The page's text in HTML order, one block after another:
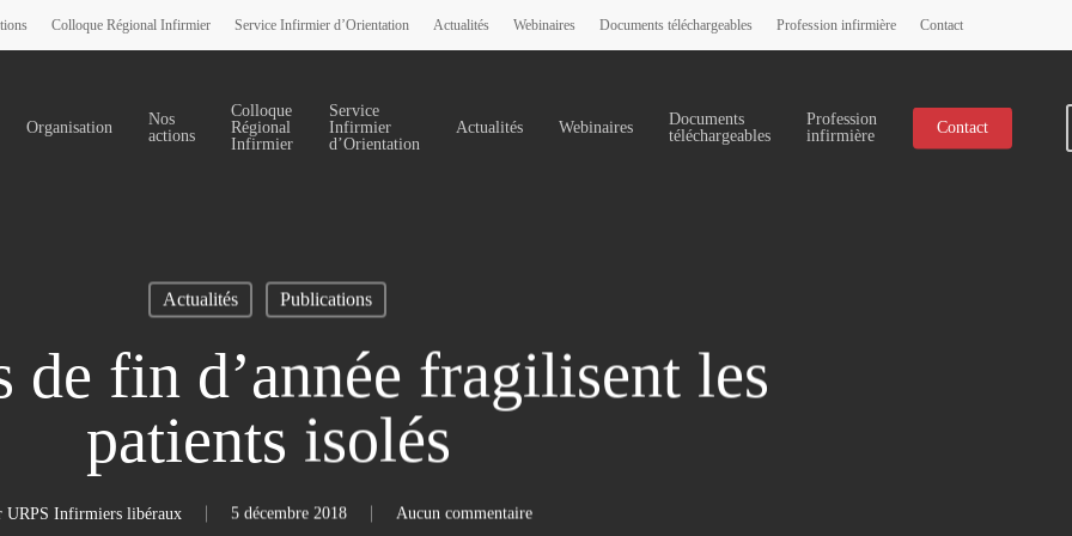
Colloque Régional Infirmier Service Infirmier d’Orientation Actualités Webinaires Documents téléchargeables Profession infirmière Contact
Organisation
Nos
actions
Colloque
Régional
Infirmier
Service
Infirmier
d’Orientation
Actualités Webinaires
Documents
téléchargeables
Profession
infirmière
Contact
Actualités Publications
de fin d’année fragilisent les
patients isolés
URPS Infirmiers libéraux 5 décembre 2018 Aucun commentaire